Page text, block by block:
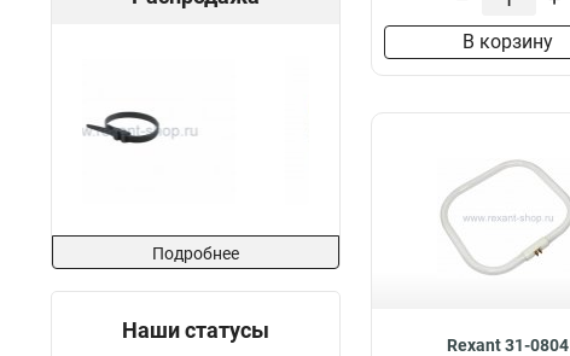
Подробнее
Наши статусы
В корзину
Rexant 31-0804